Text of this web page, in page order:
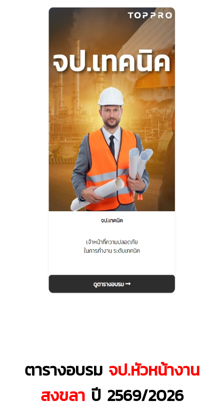
ตารางอบรม จป.หัวหน้างาน
สงขลาปี 2569/2026